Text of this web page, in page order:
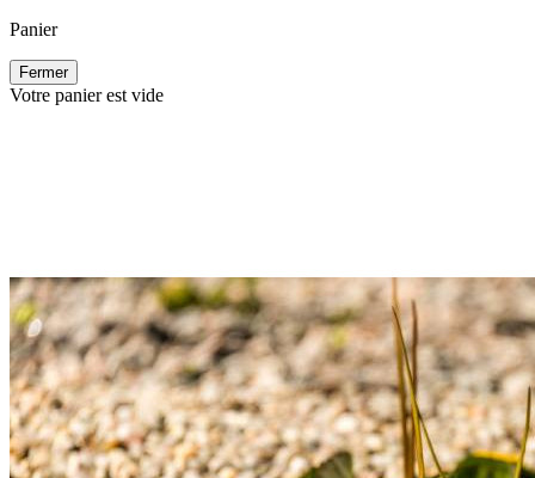
Panier
Fermer
Votre panier est vide